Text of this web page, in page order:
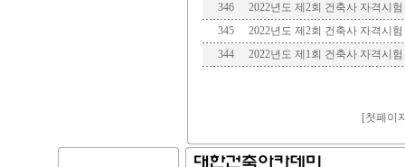
346
2022년도 제2회 건축사 자격시
345
2022년도 제2회 건축사 자격시
344
2022년도 제1회 건축사 자격시
[첫페이